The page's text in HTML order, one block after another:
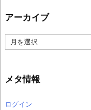
アーカイブ
ー
ブ
メタ情報
ログイン